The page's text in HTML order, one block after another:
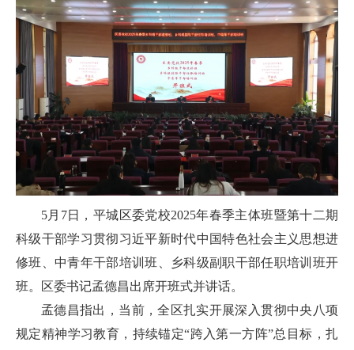
5月7日，平城区委党校2025年春季主体班暨第十二期
科级干部学习贯彻习近平新时代中国特色社会主义思想进
修班、中青年干部培训班、乡科级副职干部任职培训班开
班。区委书记孟德昌出席开班式并讲话。
孟德昌指出，当前，全区扎实开展深入贯彻中央八项
规定精神学习教育，持续锚定“跨入第一方阵”总目标，扎